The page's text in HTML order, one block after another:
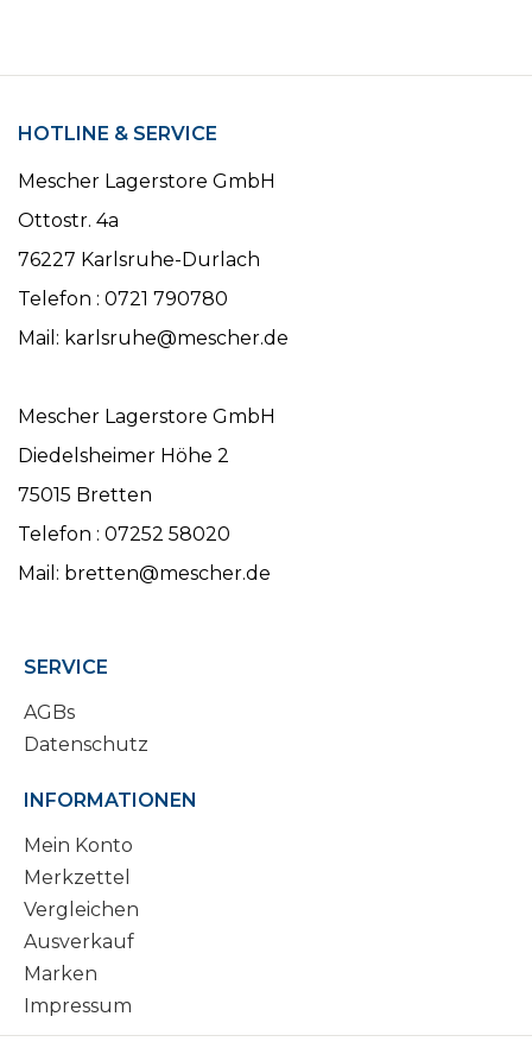
HOTLINE & SERVICE
Mescher Lagerstore GmbH
Ottostr. 4a
76227 Karlsruhe-Durlach
Telefon : 0721 790780
Mail: karlsruhe@mescher.de
Mescher Lagerstore GmbH
Diedelsheimer Höhe 2
75015 Bretten
Telefon : 07252 58020
Mail: bretten@mescher.de
SERVICE
AGBs
Datenschutz
INFORMATIONEN
Mein Konto
Merkzettel
Vergleichen
Ausverkauf
Marken
Impressum